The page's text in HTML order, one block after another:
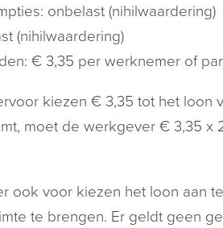
onbelast (nihilwaardering)
(nihilwaardering)
€ 3,35 per werknemer of
kiezen € 3,35 tot het loon
moet de werkgever € 3,35
ook voor kiezen het loon aan
te brengen. Er geldt geen